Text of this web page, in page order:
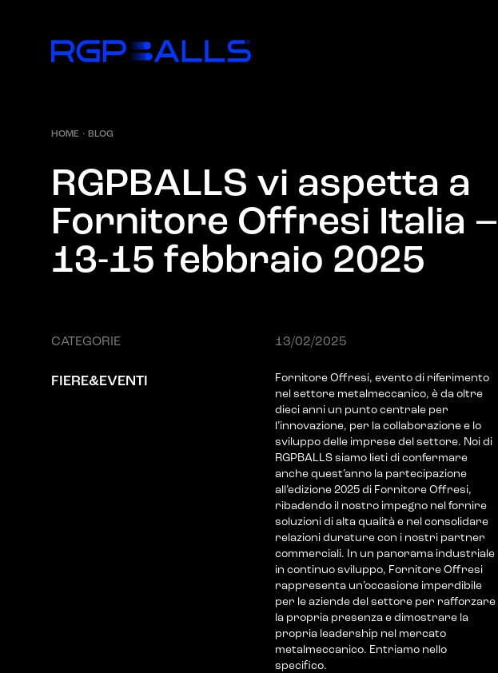
HOME · BLOG
RGPBALLS vi aspetta a
Fornitore Offresi Italia –
13-15 febbraio 2025
CATEGORIE
FIERE&EVENTI
13/02/2025
Fornitore Offresi, evento di riferimento
nel settore metalmeccanico, è da oltre
dieci anni un punto centrale per
l’innovazione, per la collaborazione e lo
sviluppo delle imprese del settore. Noi di
RGPBALLS siamo lieti di confermare
anche quest’anno la partecipazione
all’edizione 2025 di Fornitore Offresi,
ribadendo il nostro impegno nel fornire
soluzioni di alta qualità e nel consolidare
relazioni durature con i nostri partner
commerciali. In un panorama industriale
in continuo sviluppo, Fornitore Offresi
rappresenta un’occasione imperdibile
per le aziende del settore per rafforzare
la propria presenza e dimostrare la
propria leadership nel mercato
metalmeccanico. Entriamo nello
specifico.